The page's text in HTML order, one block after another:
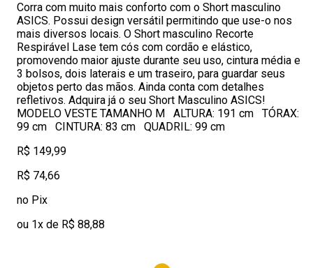
Corra com muito mais conforto com o Short masculino
ASICS. Possui design versátil permitindo que use-o nos
mais diversos locais. O Short masculino Recorte
Respirável Lase tem cós com cordão e elástico,
promovendo maior ajuste durante seu uso, cintura média e
3 bolsos, dois laterais e um traseiro, para guardar seus
objetos perto das mãos. Ainda conta com detalhes
refletivos. Adquira já o seu Short Masculino ASICS!
MODELO VESTE TAMANHO M ALTURA: 191 cm TÓRAX:
99 cm CINTURA: 83 cm QUADRIL: 99 cm
R$ 149,99
R$ 74,66
no Pix
ou 1x de R$ 88,88